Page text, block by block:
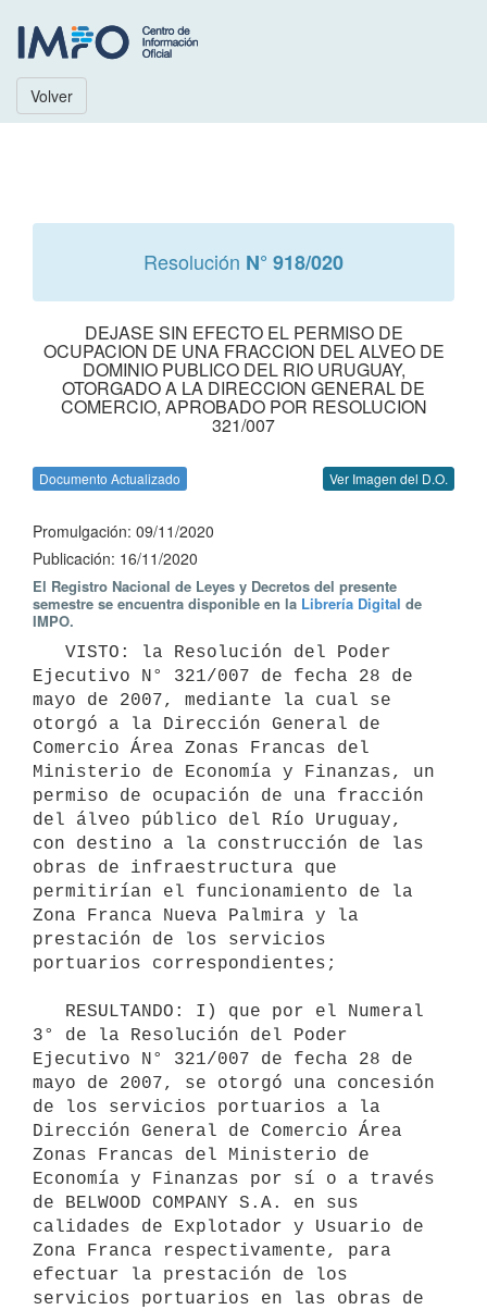
Volver
Resolución N° 918/020
DEJASE SIN EFECTO EL PERMISO DE
OCUPACION DE UNA FRACCION DEL ALVEO DE
DOMINIO PUBLICO DEL RIO URUGUAY,
OTORGADO A LA DIRECCION GENERAL DE
COMERCIO, APROBADO POR RESOLUCION
321/007
Documento Actualizado Ver Imagen del D.O.
Promulgación: 09/11/2020
Publicación: 16/11/2020
El Registro Nacional de Leyes y Decretos del presente
semestre se encuentra disponible en la Librería Digital de
IMPO.
Ejecutivo N° 321/007 de fecha 28 de
mayo de 2007, mediante la cual se
otorgó a la Dirección General de
Comercio Área Zonas Francas del
Ministerio de Economía y Finanzas, un
permiso de ocupación de una fracción
del álveo público del Río Uruguay,
con destino a la construcción de las
obras de infraestructura que
permitirían el funcionamiento de la
Zona Franca Nueva Palmira y la
prestación de los servicios
portuarios correspondientes;
3° de la Resolución del Poder
Ejecutivo N° 321/007 de fecha 28 de
mayo de 2007, se otorgó una concesión
de los servicios portuarios a la
Dirección General de Comercio Área
Zonas Francas del Ministerio de
Economía y Finanzas por sí o a través
de BELWOOD COMPANY S.A. en sus
calidades de Explotador y Usuario de
Zona Franca respectivamente, para
efectuar la prestación de los
servicios portuarios en las obras de